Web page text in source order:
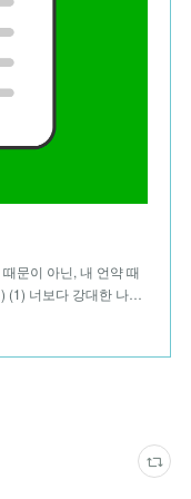
문이 아닌, 내 언약 때
(1) 너보다 강대한 나…